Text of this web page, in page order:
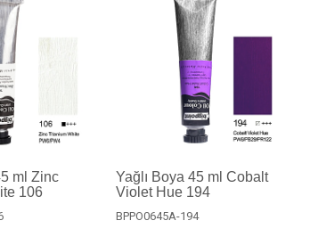
ml Zinc
106
Yağlı Boya 45 ml Cobalt
Violet Hue 194
BPPO0645A-194